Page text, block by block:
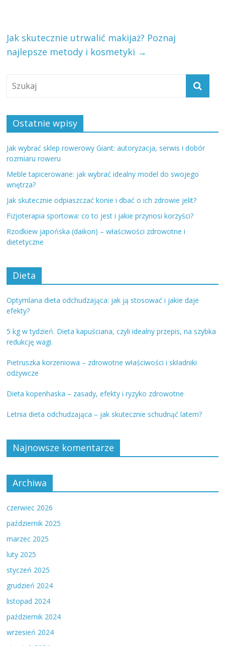
Jak skutecznie utrwalić makijaż? Poznaj
najlepsze metody i kosmetyki →
Ostatnie wpisy
Jak wybrać sklep rowerowy Giant: autoryzacja, serwis i dobór
rozmiaru roweru
Meble tapicerowane: jak wybrać idealny model do swojego
wnętrza?
Jak skutecznie odpiaszczać konie i dbać o ich zdrowie jelit?
Fizjoterapia sportowa: co to jest i jakie przynosi korzyści?
Rzodkiew japońska (daikon) – właściwości zdrowotne i
dietetyczne
Dieta
Optymlana dieta odchudzająca: jak ją stosować i jakie daje
efekty?
5 kg w tydzień. Dieta kapuściana, czyli idealny przepis, na szybka
redukcję wagi.
Pietruszka korzeniowa – zdrowotne właściwości i składniki
odżywcze
Dieta kopenhaska – zasady, efekty i ryzyko zdrowotne
Letnia dieta odchudzająca – jak skutecznie schudnąć latem?
Najnowsze komentarze
Archiwa
czerwiec 2026
październik 2025
marzec 2025
luty 2025
styczeń 2025
grudzień 2024
listopad 2024
październik 2024
wrzesień 2024